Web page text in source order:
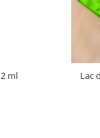
ml
Lac